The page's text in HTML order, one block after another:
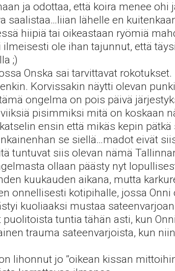
ja odottaa, että koira menee ohi
saalistaa…liian lähelle en
hiipiä tai oikeastaan ryömiä
ole ihan tajunnut, että
;)
Onska sai tarvittavat rokotukset.
Korvissakin näytti olevan
ongelma on pois päivä
pisimmiksi mitä on koskaan
ensin että mikäs kepin pätkä
se siellä…madot eivät
tuntuvat siis olevan nämä
ollaan päästy nyt
kuukauden aikana, mutta
onnellisesti kotipihalle, jossa Onni
kuoliaaksi mustaa
tuntia tähän asti, kun
trauma sateenvarjoista, kun
lihonnut jo ”oikean kissan